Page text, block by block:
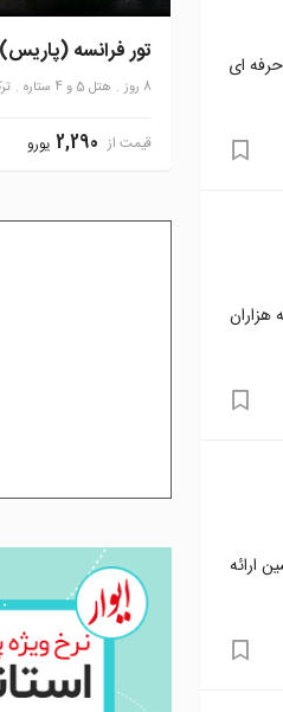
ای
هزاران
ارائه
تور فرانسه (پاریس)
8 روز هتل 5 و 4 ستاره
قیمت از 2,290 یورو